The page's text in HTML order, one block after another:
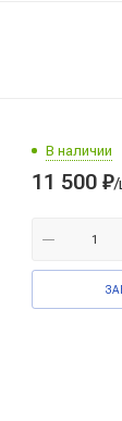
В наличии
11 500 ₽